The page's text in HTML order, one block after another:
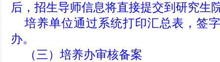
后，招生导师信息将直接提交到研究生
培养单位通过系统打印汇总表，签
办。
（三）培养办审核备案